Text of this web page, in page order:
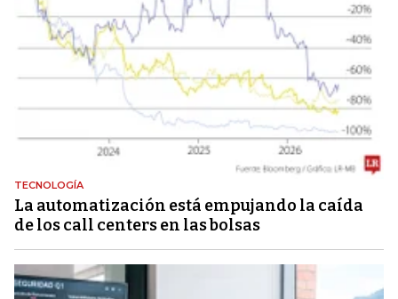
TECNOLOGÍA
La automatización está empujando la caída
de los call centers en las bolsas